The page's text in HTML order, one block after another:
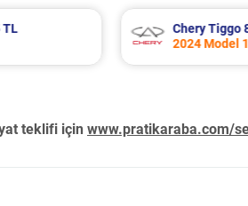
Bakım 9.205 TL
teklifi için www.pratikaraba.com/